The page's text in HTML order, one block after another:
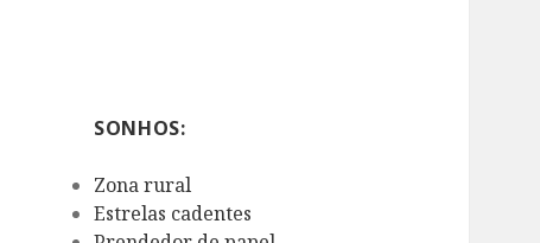
SONHOS:
Zona rural
Estrelas cadentes